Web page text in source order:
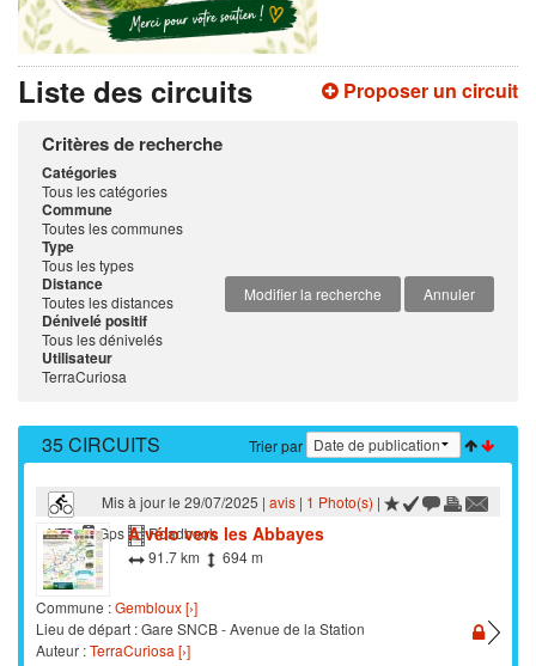
Proposer un circuit
Liste des circuits
Critères de recherche
Catégories
Tous les catégories
Commune
Toutes les communes
Type
Tous les types
Modifier la recherche
Annuler
Distance
Toutes les distances
Dénivelé positif
Tous les dénivelés
Utilisateur
TerraCuriosa
Trier par
35 CIRCUITS
Mis à jour le 29/07/2025 | avis| 1 Photo(s) |
VTC
Gps Roadbook
A vélo vers les Abbayes
91.7 km 694 m
Commune :Gembloux [›]
Lieu de départ : Gare SNCB - Avenue de la Station
Auteur :TerraCuriosa [›]